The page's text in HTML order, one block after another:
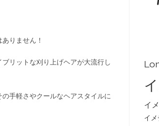
りません！
リットな刈り上げヘアが大流行し
手軽さやクールなヘアスタイルに
イ
イ